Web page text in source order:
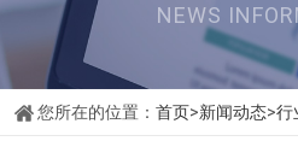
NEWS
您所在的位置： 首页>新闻动态>行